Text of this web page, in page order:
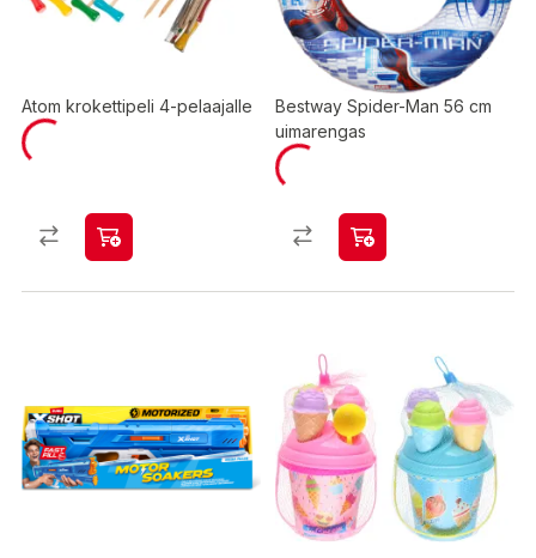
Atom krokettipeli 4-pelaajalle
Bestway Spider-Man 56 cm
uimarengas